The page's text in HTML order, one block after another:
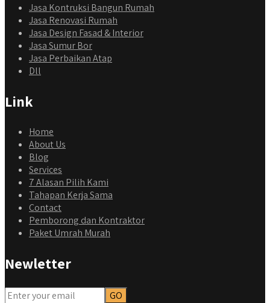
qyusipersada
Dalah satu hasil karya Qyusi persada, merenovasi rumah
Jasa Kontruksi Bangun Rumah
Jasa Renovasi Rumah
Jasa Design Fasad & Interior
Jasa Sumur Bor
Jasa Perbaikan Atap
Dll
Link
Home
About Us
Blog
Services
7 Alasan Pilih Kami
Tahapan Kerja Sama
Contact
Pemborong dan Kontraktor
Paket Umrah Murah
Newletter